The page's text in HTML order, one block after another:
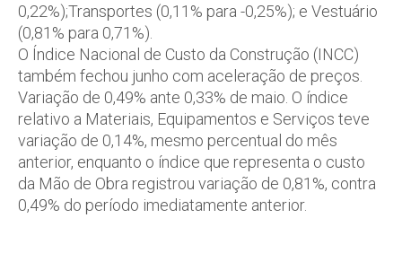
0,22%);Transportes (0,11% para -0,25%); e Vestuário
(0,81% para 0,71%).
O Índice Nacional de Custo da Construção (INCC)
também fechou junho com aceleração de preços.
Variação de 0,49% ante 0,33% de maio. O índice
relativo a Materiais, Equipamentos e Serviços teve
variação de 0,14%, mesmo percentual do mês
anterior, enquanto o índice que representa o custo
da Mão de Obra registrou variação de 0,81%, contra
0,49% do período imediatamente anterior.